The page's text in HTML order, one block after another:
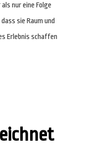
nur eine Folge
sie Raum und
Erlebnis schaffen